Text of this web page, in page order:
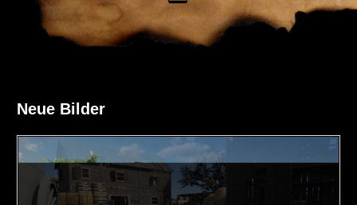
Neue Bilder